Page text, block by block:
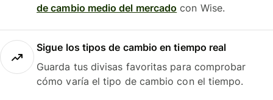
de cambio medio del mercado con Wise.
Sigue los tipos de cambio en tiempo real
Guarda tus divisas favoritas para comprobar
cómo varía el tipo de cambio con el tiempo.